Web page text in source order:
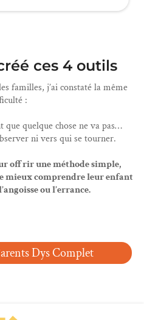
ces 4 outils
familles, j’ai constaté la même
:
que quelque chose ne va pas…
ni vers qui se tourner.
offrir une méthode simple,
mieux comprendre leur enfant
ou l’errance.
Dys Complet